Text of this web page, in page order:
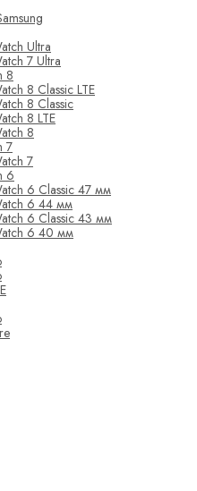
Ultra
7 Ultra
8
8 Classic LTE
8 Classic
8 LTE
8
7
7
6
6 Classic 47 мм
6 44 мм
6 Classic 43 мм
6 40 мм